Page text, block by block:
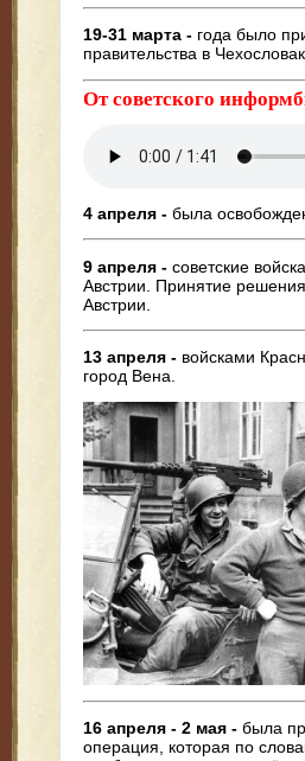
19-31 марта - года было
правительства в
От советского
4 апреля - была
9 апреля - советские
Австрии. Принятие
Австрии.
13 апреля - войсками
город Вена.
16 апреля - 2 мая - была
операция, которая по